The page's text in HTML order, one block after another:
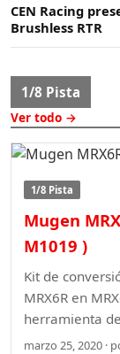
CEN Racing
Brushless RTR
1/8 Pista
Ver todo →
1/8 Pista
Mugen
M1019 )
Kit de
MRX6R en
herramienta
marzo 25, 2020 ·